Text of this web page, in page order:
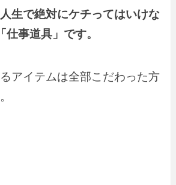
生で絶対にケチってはいけな
事道具」です。
アイテムは全部こだわった方